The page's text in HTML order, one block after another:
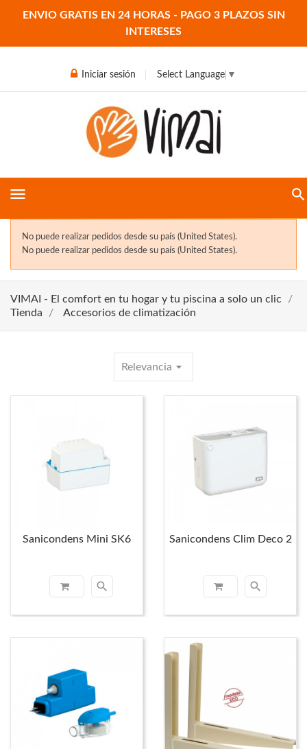
ENVIO GRATIS EN 24 HORAS - PAGO 3 PLAZOS SIN
INTERESES
Iniciar sesión Select Language ▼
menu
No puede realizar pedidos desde su país (United States).
No puede realizar pedidos desde su país (United States).
VIMAI - El comfort en tu hogar y tu piscina a solo un clic
Tienda
Accesorios de climatización
Relevancia arrow_drop_down
Sanicondens Mini SK6
search
Sanicondens Clim Deco 2
search